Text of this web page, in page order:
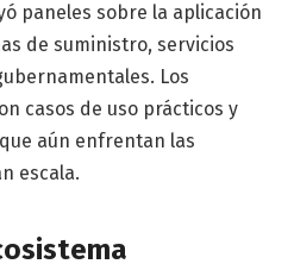
paneles sobre la aplicación
de suministro, servicios
Los
casos de uso prácticos y
aún enfrentan las
escala.